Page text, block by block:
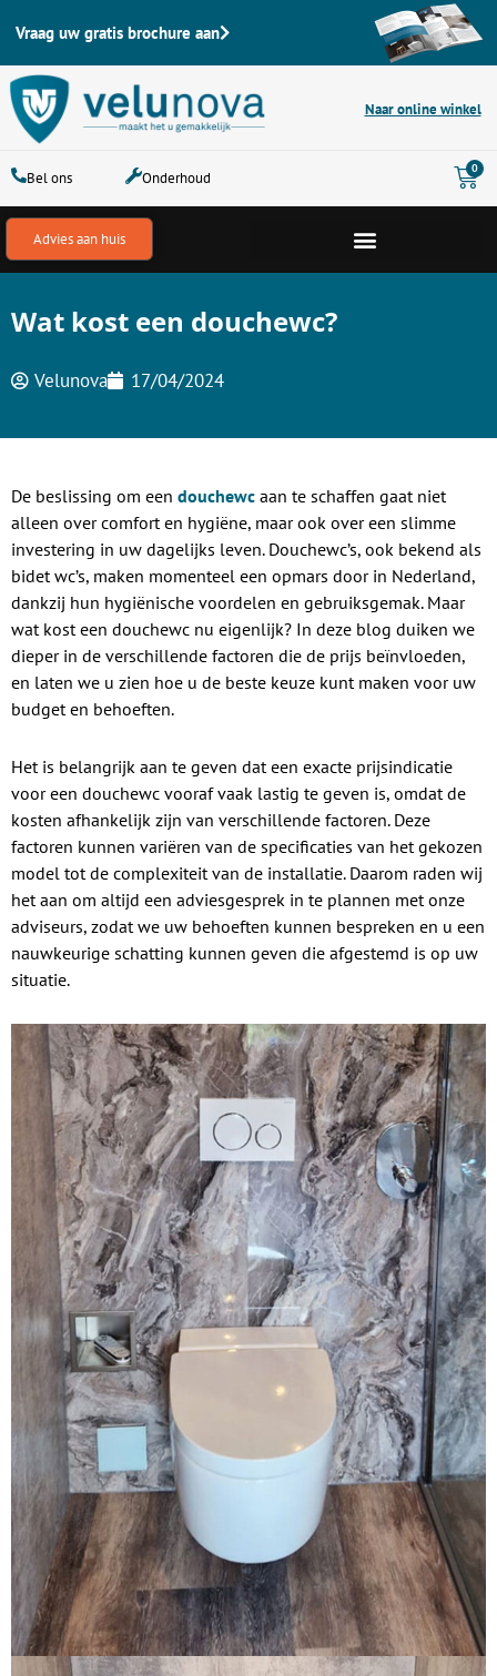
naar
de
inhoud
Vraag uw gratis brochure aan
Naar online winkel
Bel ons Onderhoud
0
Advies aan huis
Wat kost een douchewc?
Velunova 17/04/2024
De beslissing om een douchewc aan te schaffen gaat niet
alleen over comfort en hygiëne, maar ook over een slimme
investering in uw dagelijks leven. Douchewc’s, ook bekend als
bidet wc’s, maken momenteel een opmars door in Nederland,
dankzij hun hygiënische voordelen en gebruiksgemak. Maar
wat kost een douchewc nu eigenlijk? In deze blog duiken we
dieper in de verschillende factoren die de prijs beïnvloeden,
en laten we u zien hoe u de beste keuze kunt maken voor uw
budget en behoeften.
Het is belangrijk aan te geven dat een exacte prijsindicatie
voor een douchewc vooraf vaak lastig te geven is, omdat de
kosten afhankelijk zijn van verschillende factoren. Deze
factoren kunnen variëren van de specificaties van het gekozen
model tot de complexiteit van de installatie. Daarom raden wij
het aan om altijd een adviesgesprek in te plannen met onze
adviseurs, zodat we uw behoeften kunnen bespreken en u een
nauwkeurige schatting kunnen geven die afgestemd is op uw
situatie.